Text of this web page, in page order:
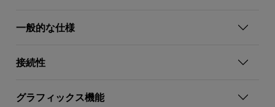
一般的な仕様
接続性
グラフィックス機能